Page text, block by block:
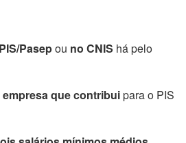
Pasepou no CNIS há pelo
empresa que contribuipara o PIS